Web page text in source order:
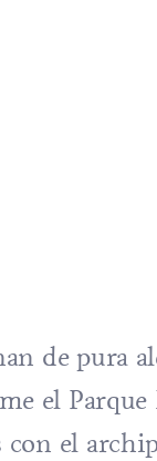
de pura
el
con el